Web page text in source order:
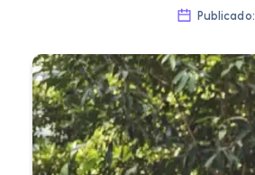
Publicado: